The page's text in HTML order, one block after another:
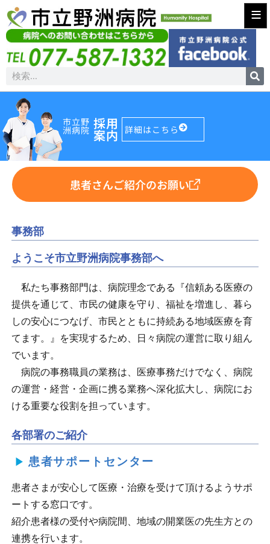
≡
市立野
洲病院 採用
案内 詳細はこちら
患者さんご紹介のお願い
事務部
ようこそ市立野洲病院事務部へ
私たち事務部門は、病院理念である『信頼ある医療の
提供を通じて、市民の健康を守り、福祉を増進し、暮ら
しの安心につなげ、市民とともに持続ある地域医療を育
てます。』を実現するため、日々病院の運営に取り組ん
でいます。
病院の事務職員の業務は、医療事務だけでなく、病院
の運営・経営・企画に携る業務へ深化拡大し、病院にお
ける重要な役割を担っています。
各部署のご紹介
患者サポートセンター
患者さまが安心して医療・治療を受けて頂けるようサポ
ートする窓口です。
紹介患者様の受付や病院間、地域の開業医の先生方との
連携を行います。